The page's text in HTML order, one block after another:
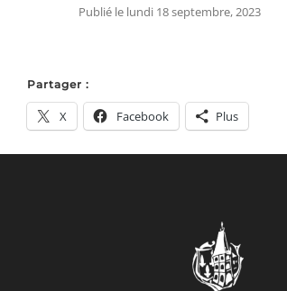
Publié le lundi 18 septembre, 2023
Partager :
X Facebook Plus